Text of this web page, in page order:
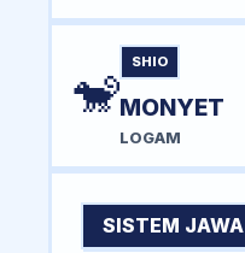
🐒
SHIO
MONYET
LOGAM
SISTEM JAWA